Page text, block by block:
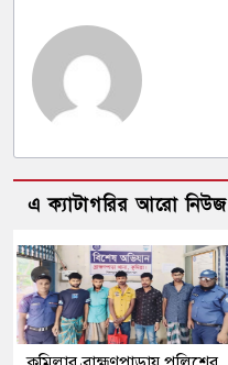
এ ক্যাটাগরির আরো নিউজ